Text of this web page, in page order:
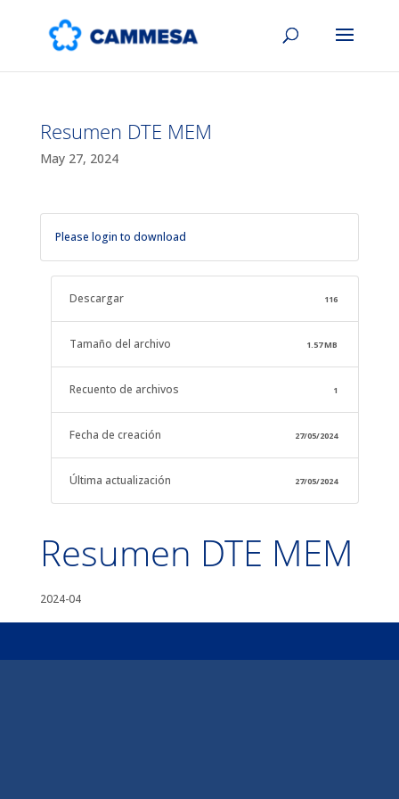
Resumen DTE MEM
May 27, 2024
Please login to download
Descargar 116
Tamaño del archivo 1.57 MB
Recuento de archivos 1
Fecha de creación 27/05/2024
Última actualización 27/05/2024
Resumen DTE MEM
2024-04